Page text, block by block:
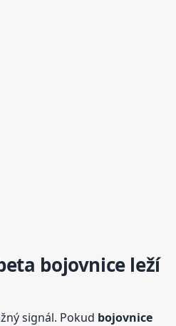
bojovniceleží
signál. Pokud bojovnice